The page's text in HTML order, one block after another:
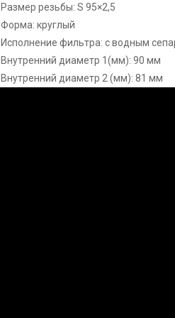
Размер резьбы: S 95×2,5
Форма: круглый
Исполнение фильтра: с водным
Внутренний диаметр 1(мм): 90 мм
Внутренний диаметр 2 (мм): 81 мм